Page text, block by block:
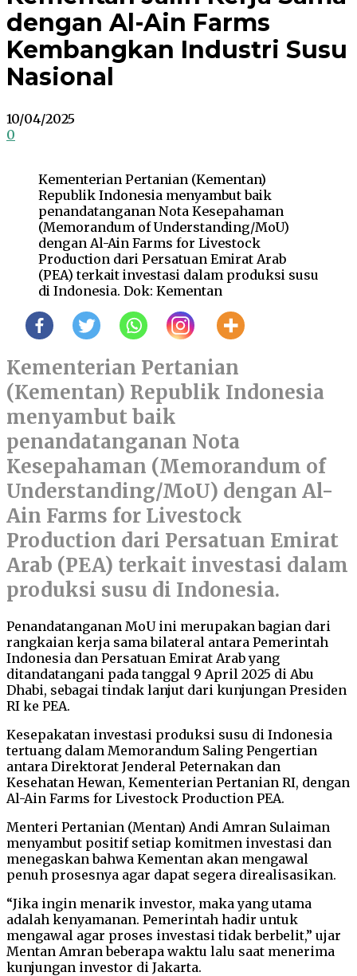
dengan Al-Ain Farms
Kembangkan Industri Susu
Nasional
10/04/2025
0
Kementerian Pertanian (Kementan)
Republik Indonesia menyambut baik
penandatanganan Nota Kesepahaman
(Memorandum of Understanding/MoU)
dengan Al-Ain Farms for Livestock
Production dari Persatuan Emirat Arab
(PEA) terkait investasi dalam produksi susu
di Indonesia. Dok: Kementan
Kementerian Pertanian
(Kementan) Republik Indonesia
menyambut baik
penandatanganan Nota
Kesepahaman (Memorandum of
Understanding/MoU) dengan Al-
Ain Farms for Livestock
Production dari Persatuan Emirat
Arab (PEA) terkait investasi dalam
produksi susu di Indonesia.
Penandatanganan MoU ini merupakan bagian dari
rangkaian kerja sama bilateral antara Pemerintah
Indonesia dan Persatuan Emirat Arab yang
ditandatangani pada tanggal 9 April 2025 di Abu
Dhabi, sebagai tindak lanjut dari kunjungan Presiden
RI ke PEA.
Kesepakatan investasi produksi susu di Indonesia
tertuang dalam Memorandum Saling Pengertian
antara Direktorat Jenderal Peternakan dan
Kesehatan Hewan, Kementerian Pertanian RI, dengan
Al-Ain Farms for Livestock Production PEA.
Menteri Pertanian (Mentan) Andi Amran Sulaiman
menyambut positif setiap komitmen investasi dan
menegaskan bahwa Kementan akan mengawal
penuh prosesnya agar dapat segera direalisasikan.
⁠“Jika ingin menarik investor, maka yang utama
adalah kenyamanan. Pemerintah hadir untuk
mengawal agar proses investasi tidak berbelit,” ujar
Mentan Amran beberapa waktu lalu saat menerima
kunjungan investor di Jakarta.